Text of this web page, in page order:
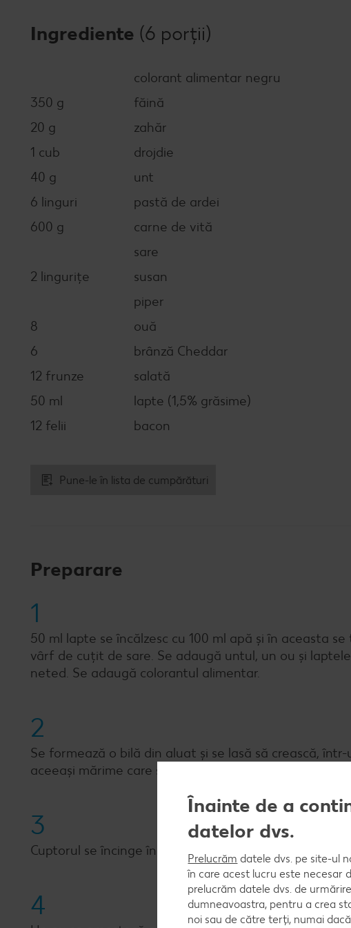
Ingrediente (6 porții)
colorant alimentar negru
350 g
făină
20 g
zahăr
1 cub
drojdie
40 g
unt
6 linguri
pastă de ardei
600 g
carne de vită
sare
2 lingurițe
susan
piper
8
ouă
6
brânză Cheddar
12 frunze
salată
50 ml
lapte (1,5% grăsime)
12 felii
bacon
Pune-le în lista de cumpărături
Preparare
1
50 ml lapte se încălzesc cu 100 ml apă și în aceasta
vârf de cuțit de sare. Se adaugă untul, un ou și
neted. Se adaugă colorantul alimentar.
2
Se formează o bilă din aluat și se lasă să crească,
aceeași mărime care se așază pe o tavă tapetată cu
3
Cuptorul se încinge în prealabil la 200 grade.
4
Înainte de a
datelor dvs.
Prelucrăm datele dvs. pe site-ul
în care acest lucru este necesar
prelucrăm datele dvs. de
dumneavoastra, pentru a crea
noi sau de către terți, numai